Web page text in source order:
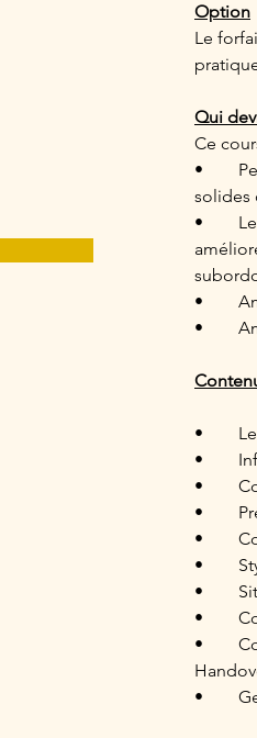
Option
Le
Qui
Ce
•	Personnes techniques nécessitant un ensemble de compétences plus
solides
• 	Les personnes qui supervisent d'autres personnes et souhaitent
•
•
•
•
•
•
•
•
•
•
•	Coaching et encadrement basé sur le Lean: Rassemblements,
•